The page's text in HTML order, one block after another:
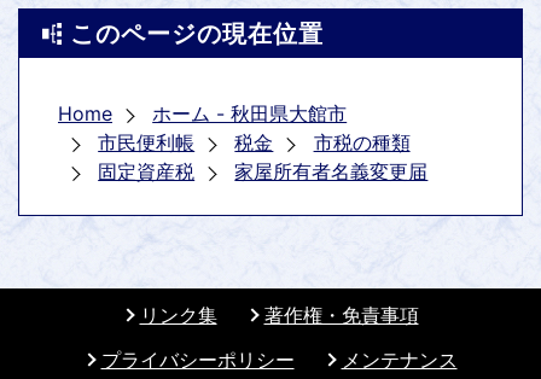
このページの現在位置
Home
ホーム - 秋田県大館市
市民便利帳
税金
市税の種類
固定資産税
家屋所有者名義変更届
リンク集
著作権・免責事項
プライバシーポリシー
メンテナンス